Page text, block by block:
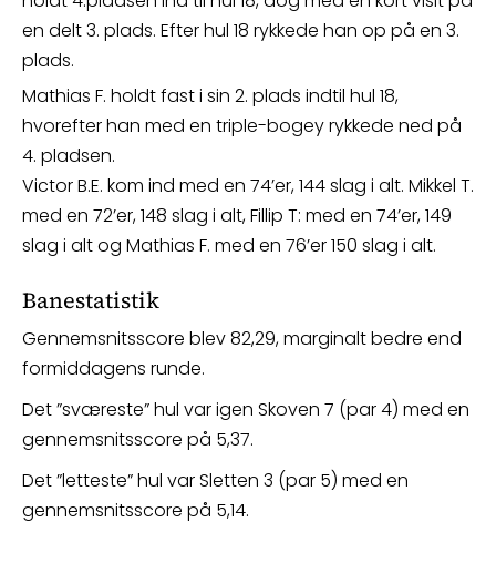
en delt 3. plads. Efter hul 18 rykkede han op på en 3.
plads.
Mathias F. holdt fast i sin 2. plads indtil hul 18,
hvorefter han med en triple-bogey rykkede ned på
4. pladsen.
Victor B.E. kom ind med en 74’er, 144 slag i alt. Mikkel T.
med en 72’er, 148 slag i alt, Fillip T: med en 74’er, 149
slag i alt og Mathias F. med en 76’er 150 slag i alt.
Banestatistik
Gennemsnitsscore blev 82,29, marginalt bedre end
formiddagens runde.
Det ”sværeste” hul var igen Skoven 7 (par 4) med en
gennemsnitsscore på 5,37.
Det ”letteste” hul var Sletten 3 (par 5) med en
gennemsnitsscore på 5,14.